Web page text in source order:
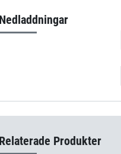
Nedladdningar
Relaterade Produkter